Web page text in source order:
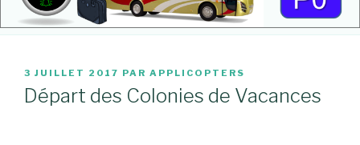
PUBLIÉ
LE
3 JUILLET 2017 PAR APPLICOPTERS
Départ des Colonies de Vacances